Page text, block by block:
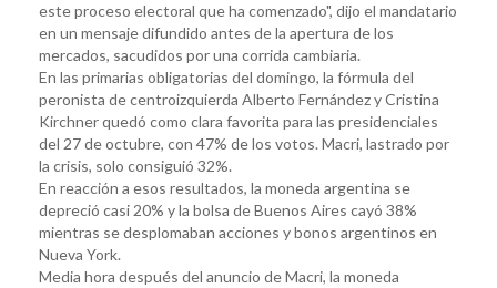
este proceso electoral que ha comenzado", dijo el mandatario
en un mensaje difundido antes de la apertura de los
mercados, sacudidos por una corrida cambiaria.
En las primarias obligatorias del domingo, la fórmula del
peronista de centroizquierda Alberto Fernández y Cristina
Kirchner quedó como clara favorita para las presidenciales
del 27 de octubre, con 47% de los votos. Macri, lastrado por
la crisis, solo consiguió 32%.
En reacción a esos resultados, la moneda argentina se
depreció casi 20% y la bolsa de Buenos Aires cayó 38%
mientras se desplomaban acciones y bonos argentinos en
Nueva York.
Media hora después del anuncio de Macri, la moneda